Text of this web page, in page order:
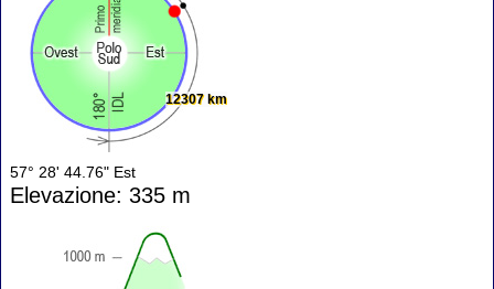
12307 km
57° 28' 44.76" Est
Elevazione: 335 m